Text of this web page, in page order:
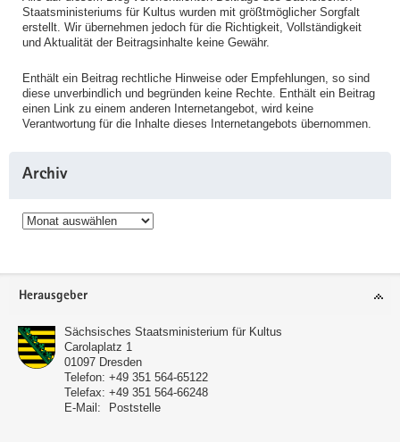
Staatsministeriums für Kultus wurden mit größtmöglicher Sorgfalt
erstellt. Wir übernehmen jedoch für die Richtigkeit, Vollständigkeit
und Aktualität der Beitragsinhalte keine Gewähr.
Enthält ein Beitrag rechtliche Hinweise oder Empfehlungen, so sind
diese unverbindlich und begründen keine Rechte. Enthält ein Beitrag
einen Link zu einem anderen Internetangebot, wird keine
Verantwortung für die Inhalte dieses Internetangebots übernommen.
Archiv
Archiv
Service
Herausgeber
Sächsisches Staatsministerium für Kultus
Carolaplatz 1
01097 Dresden
Telefon: +49 351 564-65122
Telefax: +49 351 564-66248
E-Mail:
Poststelle